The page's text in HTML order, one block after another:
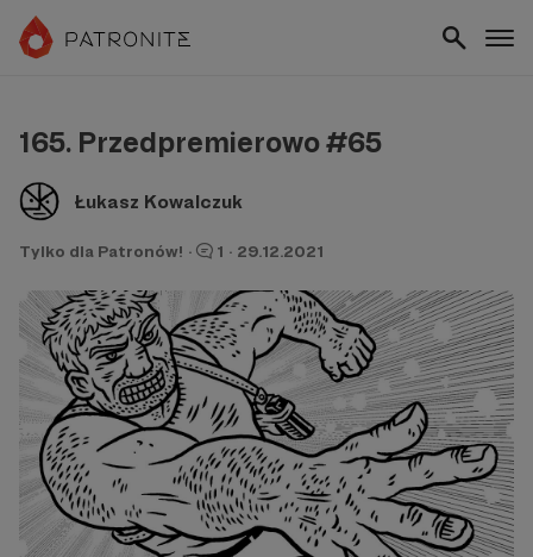
165. Przedpremierowo #65
Łukasz Kowalczuk
Tylko dla Patronów! · 1 · 29.12.2021